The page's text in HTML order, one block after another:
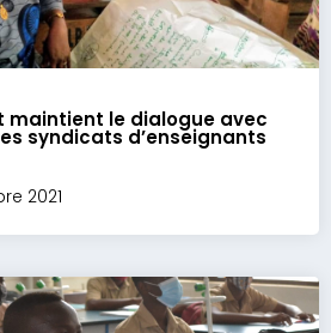
maintient le dialogue avec
syndicats d’enseignants
2021